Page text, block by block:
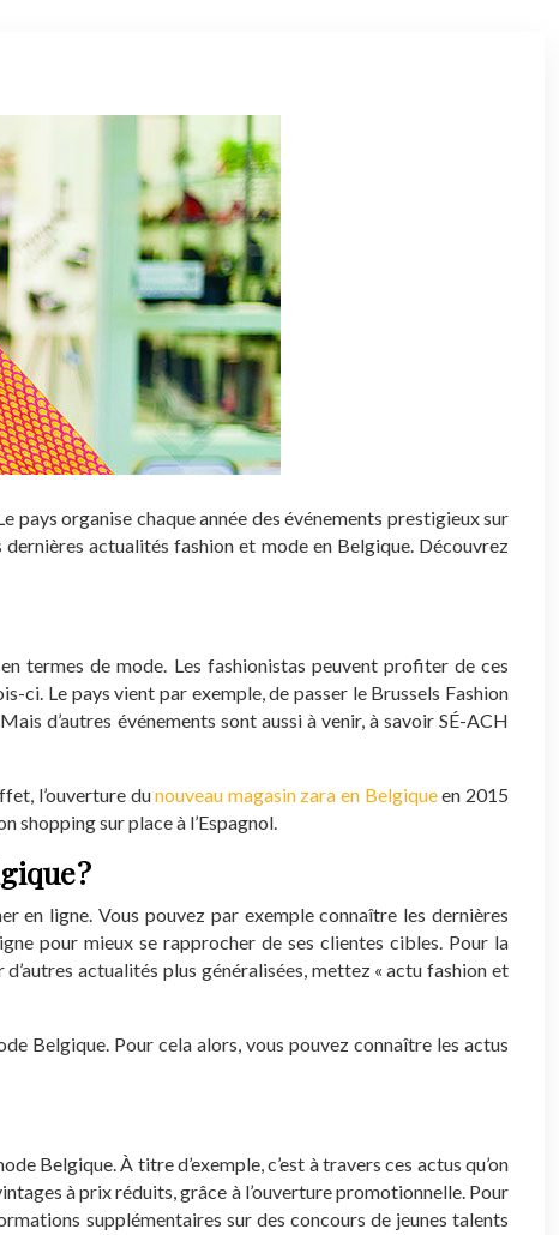
pays organise chaque année des événements prestigieux sur
actualités fashion et mode en Belgique. Découvrez
termes de mode. Les fashionistas peuvent profiter de ces
ci. Le pays vient par exemple, de passer le Brussels Fashion
d’autres événements sont aussi à venir, à savoir SÉ-ACH
l’ouverture dunouveau magasin zara en Belgiqueen 2015
shopping sur place à l’Espagnol.
?
en ligne. Vous pouvez par exemple connaître les dernières
pour mieux se rapprocher de ses clientes cibles. Pour la
actualités plus généralisées, mettez « actu fashion et
Belgique. Pour cela alors, vous pouvez connaître les actus
Belgique. À titre d’exemple, c’est à travers ces actus qu’on
à prix réduits, grâce à l’ouverture promotionnelle. Pour
supplémentaires sur des concours de jeunes talents